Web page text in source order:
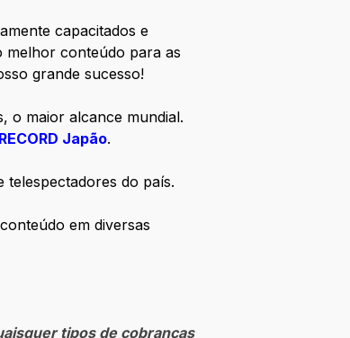
capacitados e
melhor conteúdo para as
grande sucesso!
o maior alcance mundial.
RECORD Japão.
do país.
em diversas
tipos de cobranças